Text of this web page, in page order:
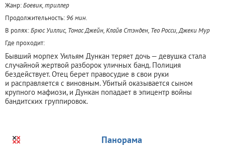
Жанр:Боевик, триллер
Продолжительность: 96 мин.
В ролях:Брюс Уиллис, Томас Джейн, Клайв Стэнден, Тео Росси, Джеки Мур
Где проходит:
Бывший морпех Уильям Дункан теряет дочь — девушка стала
случайной жертвой разборок уличных банд. Полиция
бездействует. Отец берет правосудие в свои руки
и расправляется с виновным. Убитый оказывается сыном
крупного мафиози, и Дункан попадает в эпицентр войны
бандитских группировок.
Панорама